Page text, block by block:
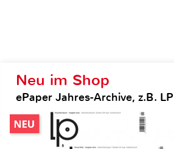
Neu im Shop
ePaper Jahres-Archive, z.B. LP